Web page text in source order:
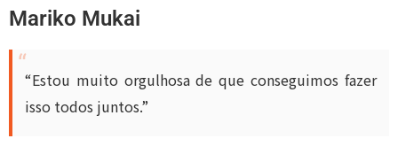
Mariko Mukai
“Estou muito orgulhosa de que conseguimos fazer
isso todos juntos.”